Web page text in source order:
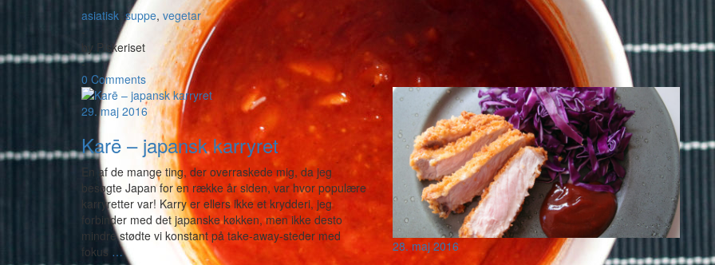
asiatisk suppe, vegetar
-
by Piskeriset
-
0 Comments
29. maj 2016
Karē – japansk karryret
En af de mange ting, der overraskede mig, da jeg
besøgte Japan for en række år siden, var hvor populære
karryretter var! Karry er ellers ikke et krydderi, jeg
forbinder med det japanske køkken, men ikke desto
mindre stødte vi konstant på take-away-steder med
fokus …
28. maj 2016